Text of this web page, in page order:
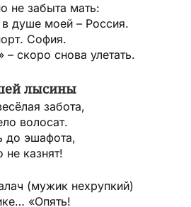
не забыта мать:
душе моей – Россия.
София.
скоро снова улетать.
лысины
забота,
волосат.
до эшафота,
казнят!
(мужик нехрупкий)
«Опять!